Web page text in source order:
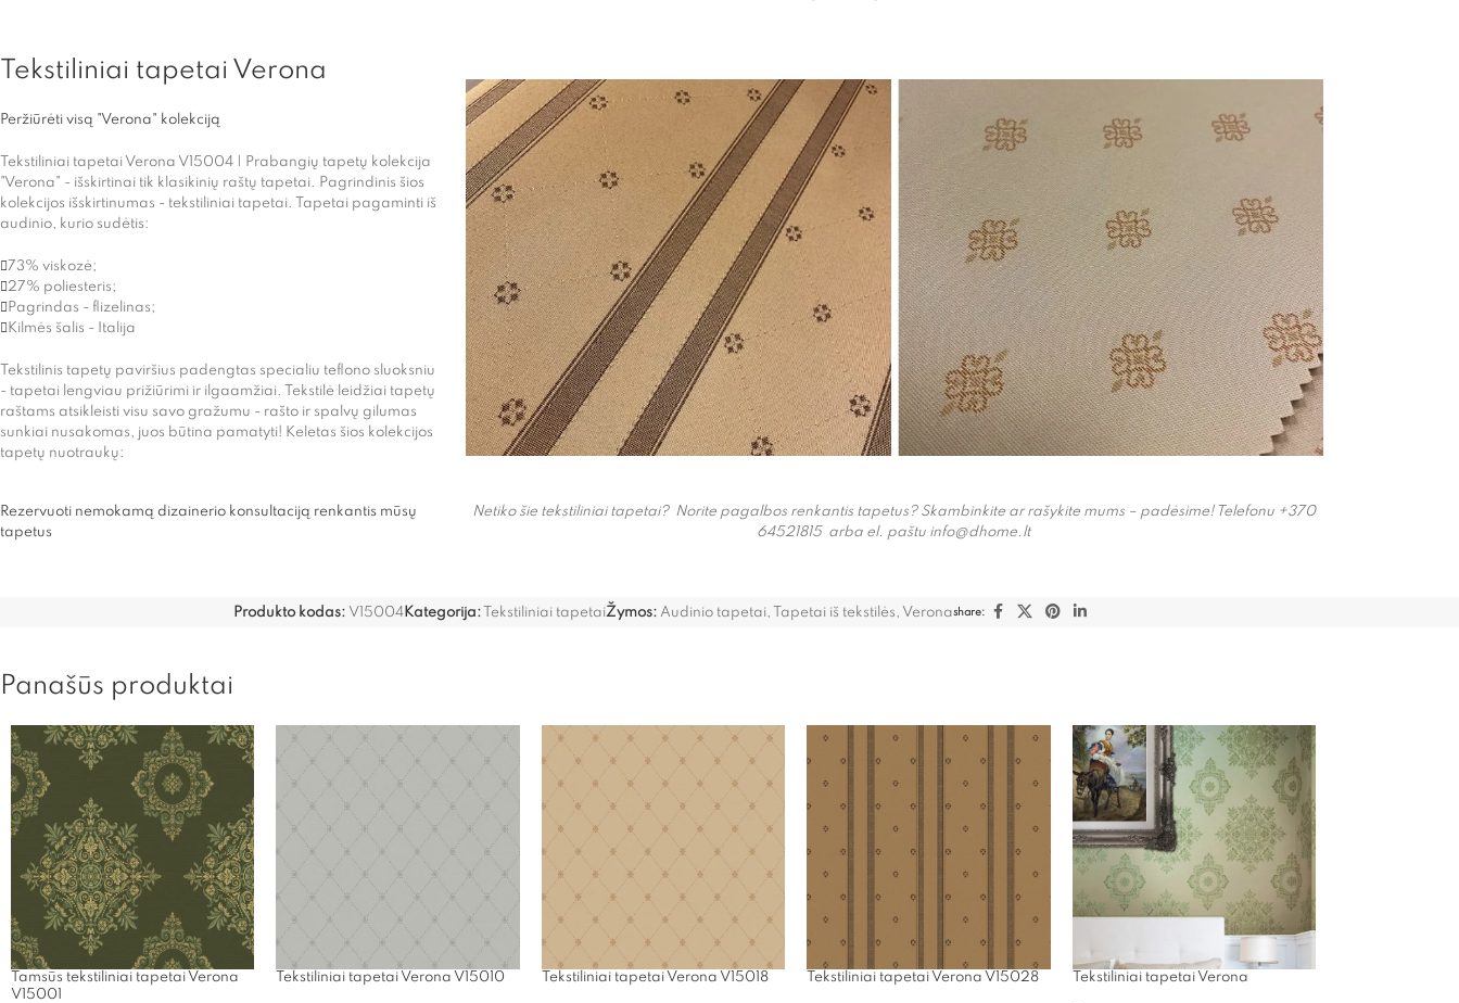
Tekstiliniai tapetai Verona
Peržiūrėti visą "Verona" kolekciją
Tekstiliniai tapetai Verona V15004 | Prabangių tapetų kolekcija
"Verona" - išskirtinai tik klasikinių raštų tapetai. Pagrindinis šios
kolekcijos išskirtinumas - tekstiliniai tapetai. Tapetai pagaminti iš
audinio, kurio sudėtis:
73% viskozė;
27% poliesteris;
Pagrindas - flizelinas;
Kilmės šalis - Italija
Tekstilinis tapetų paviršius padengtas specialiu teflono sluoksniu
- tapetai lengviau prižiūrimi ir ilgaamžiai. Tekstilė leidžiai tapetų
raštams atsikleisti visu savo gražumu - rašto ir spalvų gilumas
sunkiai nusakomas, juos būtina pamatyti! Keletas šios kolekcijos
tapetų nuotraukų:
Rezervuoti nemokamą dizainerio konsultaciją renkantis mūsų
tapetus
Netiko šie tekstiliniai tapetai? Norite pagalbos renkantis tapetus? Skambinkite ar rašykite mums – padėsime! Telefonu +370
64521815 arba el. paštu info@dhome.lt
Produkto kodas: V15004 Kategorija: Tekstiliniai tapetaiŽymos: Audinio tapetai, Tapetai iš tekstilės, Veronashare:
Panašūs produktai
Tamsūs tekstiliniai tapetai Verona
V15001
Tekstiliniai tapetai Verona V15010 Tekstiliniai tapetai Verona V15018 Tekstiliniai tapetai Verona V15028 Tekstiliniai tapetai Verona